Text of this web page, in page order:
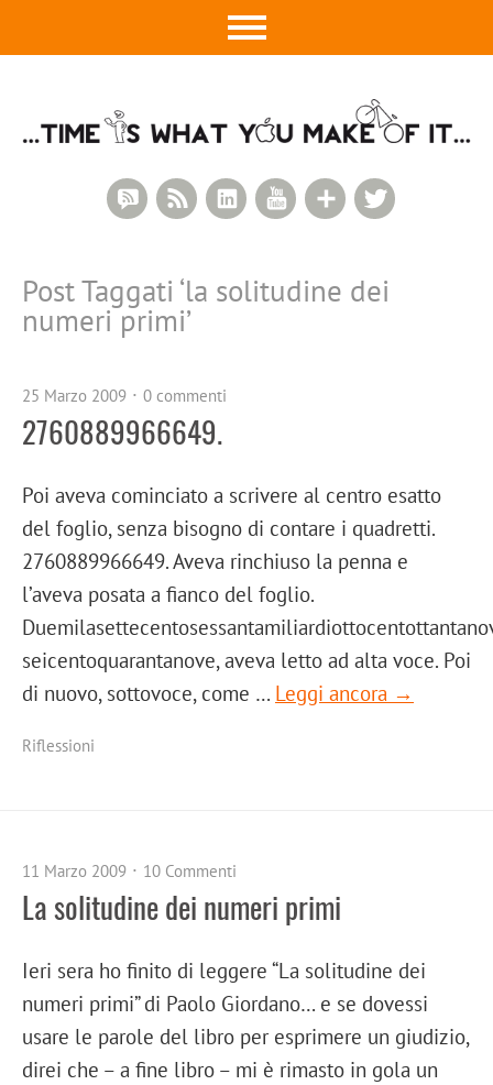
Google+
YouTube
LinkedIn
RSS Feed
RSS Comments
Post Taggati ‘la solitudine dei
numeri primi’
25 Marzo 2009 0 commenti
2760889966649.
Poi aveva cominciato a scrivere al centro esatto
del foglio, senza bisogno di contare i quadretti.
2760889966649. Aveva rinchiuso la penna e
l’aveva posata a fianco del foglio.
seicentoquarantanove, aveva letto ad alta voce. Poi
di nuovo, sottovoce, come … Leggi ancora →
Riflessioni
11 Marzo 2009 10 Commenti
La solitudine dei numeri primi
Ieri sera ho finito di leggere “La solitudine dei
numeri primi” di Paolo Giordano… e se dovessi
usare le parole del libro per esprimere un giudizio,
direi che – a fine libro – mi è rimasto in gola un